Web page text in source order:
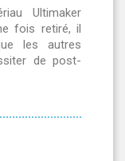
Ultimaker
fois retiré, il
les autres
de post-